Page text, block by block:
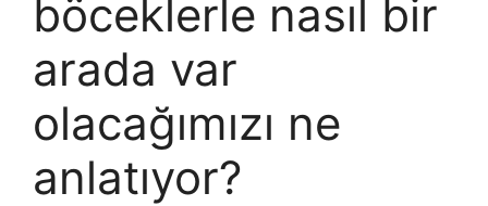
böceklerle nasıl bir
arada var
olacağımızı ne
anlatıyor?